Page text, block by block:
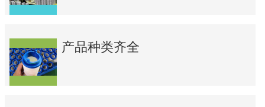
产品种类齐全